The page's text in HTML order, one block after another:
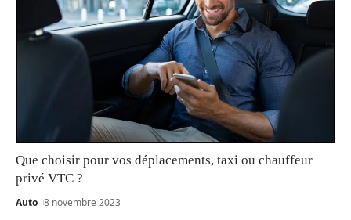
Que choisir pour vos déplacements, taxi ou chauffeur
privé VTC ?
Auto 8 novembre 2023